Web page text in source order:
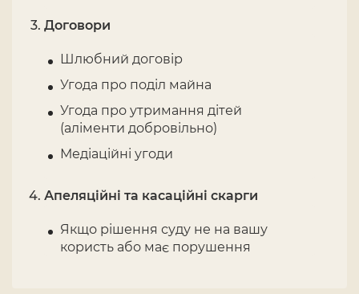
Договори
Шлюбний договір
Угода про поділ майна
Угода про утримання дітей
(аліменти добровільно)
Медіаційні угоди
Апеляційні та касаційні скарги
Якщо рішення суду не на вашу
користь або має порушення